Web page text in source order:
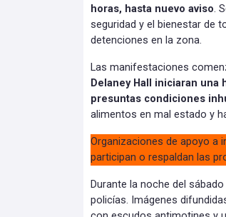
horas, hasta nuevo aviso.
seguridad y el bienestar de
detenciones en la zona.
Las manifestaciones
Delaney Hall iniciaran
presuntas condiciones
alimentos en mal estado y
Organizaciones de apoyo a
participan o respaldan las
Durante la noche del
policías. Imágenes